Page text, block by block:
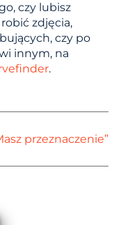
czy lubisz
zdjęcia,
czy po
innym, na
.
przeznaczenie”